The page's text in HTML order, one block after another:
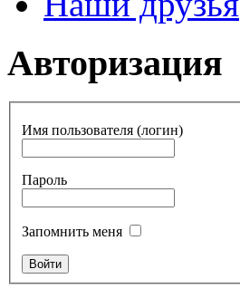
Авторизация
Имя пользователя (логин)
Пароль
Запомнить меня